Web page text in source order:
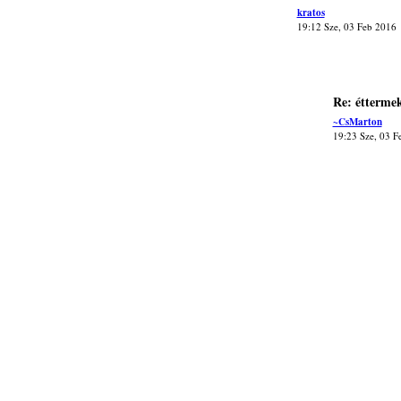
kratos
19:12 Sze, 03 Feb 2016
Re:
~CsMarton
19:23 Sze, 03